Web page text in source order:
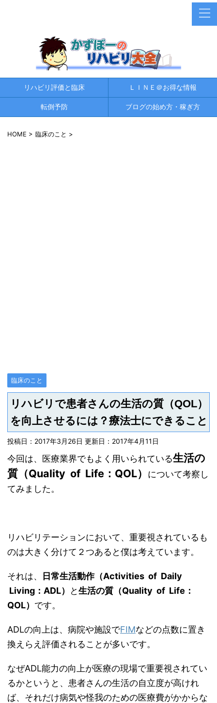
リハビリ評価と臨床 ＬＩＮＥ＠お得な情報
転倒予防 ブログの始め方・稼ぎ方
HOME > 臨床のこと >
臨床のこと
リハビリで患者さんの生活の質（QOL）
を向上させるには？療法士にできること
投稿日：2017年3月26日 更新日： 2017年4月11日
今回は、医療業界でもよく用いられている生活の
質（Quality of Life：QOL）
について考察し
てみました。
リハビリテーションにおいて、重要視されているも
のは大きく分けて２つあると僕は考えています。
それは、
日常生活動作（Activities of Daily
Living：ADL）
と生活の質（Quality of Life：
QOL） です。
ADLの向上は、病院や施設でFIMなどの点数に置き
換えらえ評価されることが多いです。
なぜADL能力の向上が医療の現場で重要視されてい
るかというと、患者さんの生活の自立度が高けれ
ば、それだけ病気や怪我のための医療費がかからな